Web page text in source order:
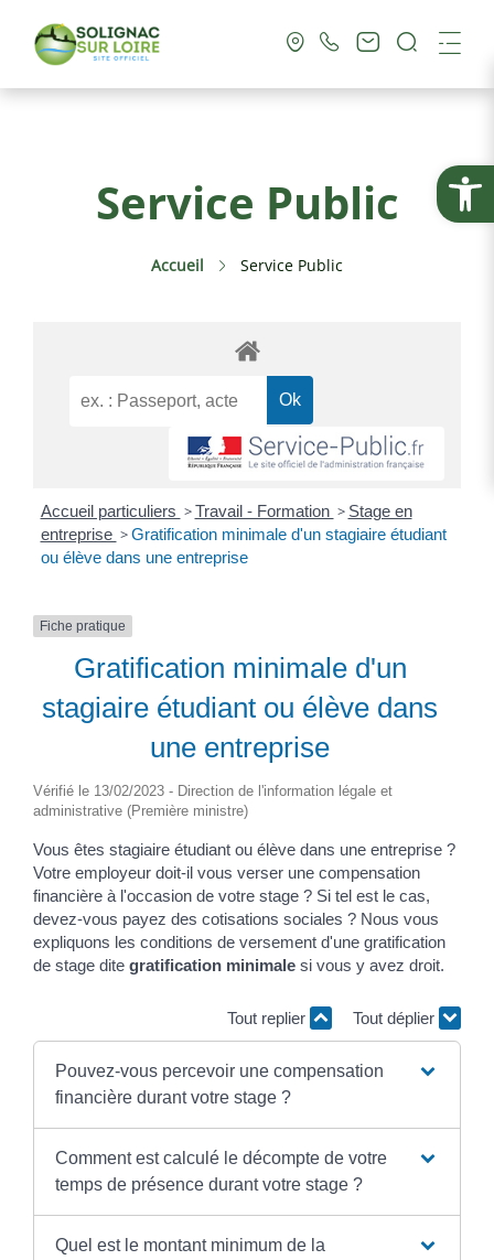
Ouvrir
Vie Pratique
Culture & Loisirs
Service Public
Service Public
Accueil Service Public
Accueil particuliers > Travail - Formation > Stage en
entreprise > Gratification minimale d'un stagiaire étudiant
ou élève dans une entreprise
Fiche pratique
Gratification minimale d'un
stagiaire étudiant ou élève dans
une entreprise
Vérifié le 13/02/2023 - Direction de l'information légale et
administrative (Première ministre)
Vous êtes stagiaire étudiant ou élève dans une entreprise ?
Votre employeur doit-il vous verser une compensation
financière à l'occasion de votre stage ? Si tel est le cas,
devez-vous payez des cotisations sociales ? Nous vous
expliquons les conditions de versement d'une gratification
de stage dite gratification minimale si vous y avez droit.
Tout replier Tout déplier
Pouvez-vous percevoir une compensation
financière durant votre stage ?
Comment est calculé le décompte de votre
temps de présence durant votre stage ?
Quel est le montant minimum de la